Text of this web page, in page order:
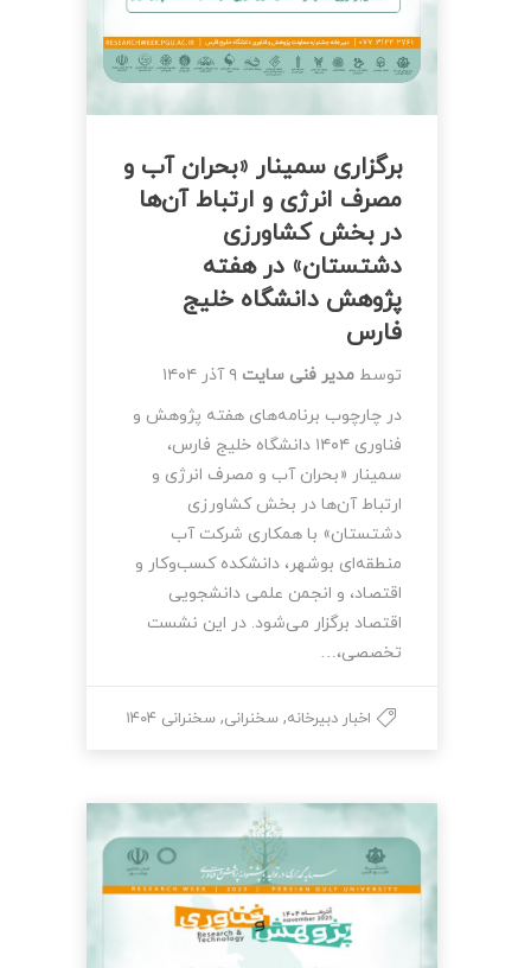
برگزاری سمینار «بحران آب و
مصرف انرژی و ارتباط آن‌ها
در بخش کشاورزی
دشتستان» در هفته
پژوهش دانشگاه خلیج
فارس
توسط مدیر فنی سایت ۹ آذر ۱۴۰۴
در چارچوب برنامه‌های هفته پژوهش و
فناوری ۱۴۰۴ دانشگاه خلیج فارس،
سمینار «بحران آب و مصرف انرژی و
ارتباط آن‌ها در بخش کشاورزی
دشتستان» با همکاری شرکت آب
منطقه‌ای بوشهر، دانشکده کسب‌وکار و
اقتصاد، و انجمن علمی دانشجویی
اقتصاد برگزار می‌شود. در این نشست
تخصصی،…
اخبار دبیرخانه, سخنرانی, سخنرانی ۱۴۰۴